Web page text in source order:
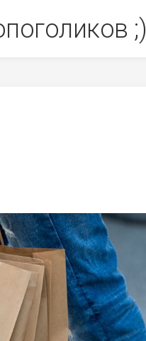
;)